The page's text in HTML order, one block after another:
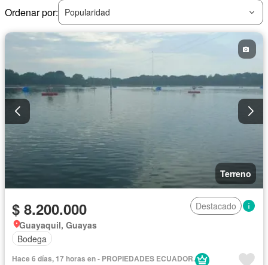
Ordenar por:
Popularidad
Terreno
$ 8.200.000
Destacado
Guayaquil, Guayas
Bodega
Hace 6 días, 17 horas en - PROPIEDADES ECUADOR.